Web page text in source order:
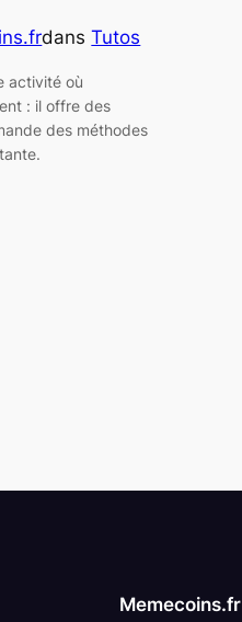
dansTutos
activité où
: il offre des
des méthodes
Memecoins.fr